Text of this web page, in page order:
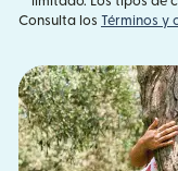
Consulta los Términos y